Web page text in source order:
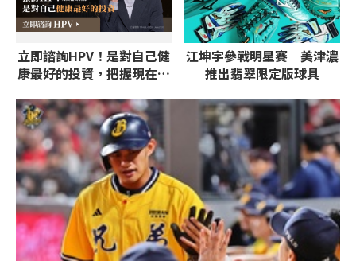
立即諮詢HPV！是對自己健
康最好的投資，把握現在不
江坤宇參戰明星賽 美津濃
推出翡翠限定版球具